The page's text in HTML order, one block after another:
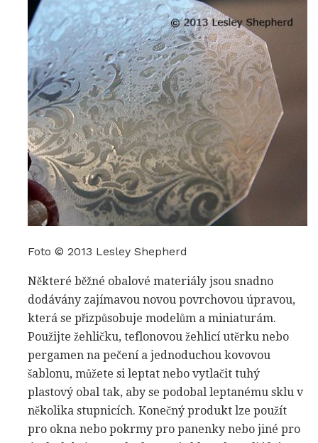
Foto © 2013 Lesley Shepherd
Některé běžné obalové materiály jsou snadno
dodávány zajímavou novou povrchovou úpravou,
která se přizpůsobuje modelům a miniaturám.
Použijte žehličku, teflonovou žehlicí utěrku nebo
pergamen na pečení a jednoduchou kovovou
šablonu, můžete si leptat nebo vytlačit tuhý
plastový obal tak, aby se podobal leptanému sklu v
několika stupnicích. Konečný produkt lze použít
pro okna nebo pokrmy pro panenky nebo jiné pro